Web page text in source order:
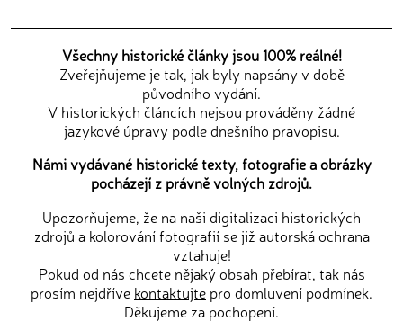
Všechny historické články jsou 100% reálné!
Zveřejňujeme je tak, jak byly napsány v době
původního vydání.
V historických článcích nejsou prováděny žádné
jazykové úpravy podle dnešního pravopisu.
Námi vydávané historické texty, fotografie a obrázky
pocházejí z právně volných zdrojů.
Upozorňujeme, že na naši digitalizaci historických
zdrojů a kolorování fotografií se již autorská ochrana
vztahuje!
Pokud od nás chcete nějaký obsah přebírat, tak nás
prosím nejdříve kontaktujte pro domluvení podmínek.
Děkujeme za pochopení.